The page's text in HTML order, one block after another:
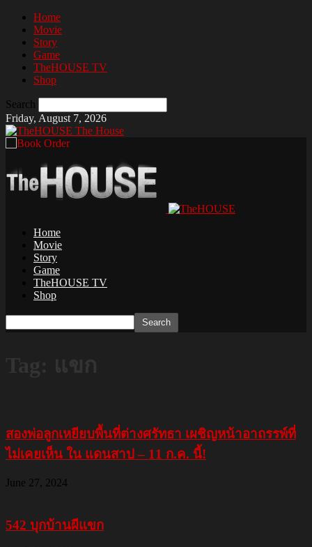
Home
Movie
Story
Game
TheHOUSE TV
Shop
Search
Friday, August 7, 2026
The House
Home
Movie
Story
Game
TheHOUSE TV
Shop
สองพ่อลูกเหยียบพื้นที่ต่างศรัทธา เผชิญหน้าอาถรรพ์ที่
ไม่เคยเห็น ใน แดนสาป – 11 ก.ค. นี้!
June 27, 2024
542 บุกบ้านผีแขก